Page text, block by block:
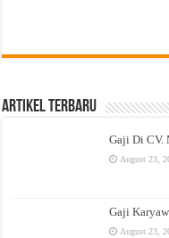
Artikel Terbaru
Gaji Di CV.
August 23,
Gaji
August 23,